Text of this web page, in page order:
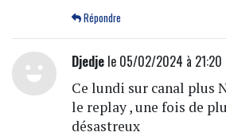
Répondre
Djedjele 05/02/2024 à 21:20
Ce lundi sur canal plus
le replay , une fois de
désastreux